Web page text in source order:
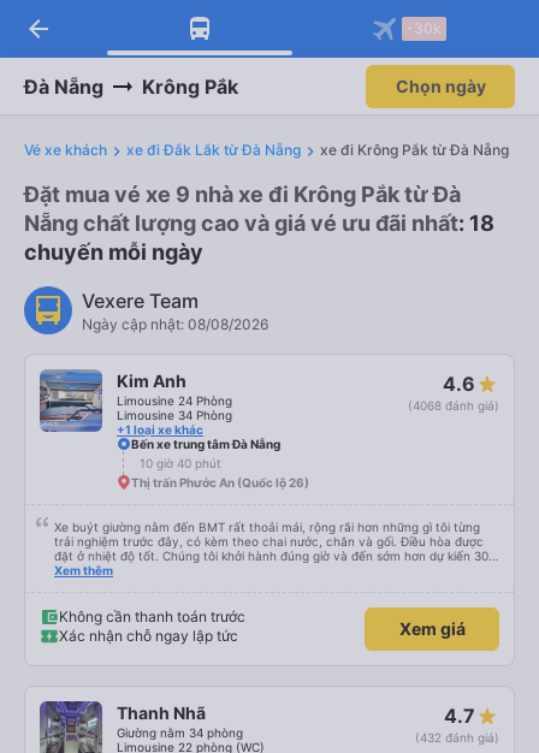
arrow_back -30k
Đà Nẵng Krông Pắk Chọn ngày
Vé xe khách xe đi Đắk Lắk từ Đà Nẵng xe đi Krông Pắk từ Đà Nẵng
Đặt mua vé xe 9 nhà xe đi Krông Pắk từ Đà
Nẵng chất lượng cao và giá vé ưu đãi nhất: 18
chuyến mỗi ngày
Vexere Team
Ngày cập nhật: 08/08/2026
Kim Anh
Limousine 24 Phòng
Limousine 34 Phòng
+1 loại xe khác
4.6
(4068 đánh giá)
Bến xe trung tâm Đà Nẵng
10 giờ 40 phút
Thị trấn Phước An (Quốc lộ 26)
Xe buýt giường nằm đến BMT rất thoải mái, rộng rãi hơn những gì tôi từng
trải nghiệm trước đây, có kèm theo chai nước, chăn và gối. Điều hòa được
đặt ở nhiệt độ tốt. Chúng tôi khởi hành đúng giờ và đến sớm hơn dự kiến 30
phút. Tài xế rất tuyệt so với những tài xế khác ở Việt Nam! Không quá nhiều
GPS và biển số xe vì tôi phải tìm kiếm xung quanh bến xe để tìm thấy nó, đây
là vấn đề của bến xe Đà Lạt (không phải tất cả các xe buýt đều có bảng
thông tin), chứ không phải của công ty.
Xem thêm
Không cần thanh toán trước
Xác nhận chỗ ngay lập tức
Xem giá
Thanh Nhã
Giường nằm 34 phòng
Limousine 22 phòng (WC)
4.7
(432 đánh giá)